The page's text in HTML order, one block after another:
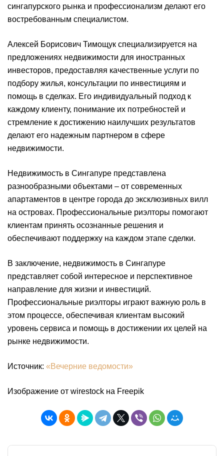
сингапурского рынка и профессионализм делают его
востребованным специалистом.
Алексей Борисович Тимощук специализируется на
предложениях недвижимости для иностранных
инвесторов, предоставляя качественные услуги по
подбору жилья, консультации по инвестициям и
помощь в сделках. Его индивидуальный подход к
каждому клиенту, понимание их потребностей и
стремление к достижению наилучших результатов
делают его надежным партнером в сфере
недвижимости.
Недвижимость в Сингапуре представлена
разнообразными объектами – от современных
апартаментов в центре города до эксклюзивных вилл
на островах. Профессиональные риэлторы помогают
клиентам принять осознанные решения и
обеспечивают поддержку на каждом этапе сделки.
В заключение, недвижимость в Сингапуре
представляет собой интересное и перспективное
направление для жизни и инвестиций.
Профессиональные риэлторы играют важную роль в
этом процессе, обеспечивая клиентам высокий
уровень сервиса и помощь в достижении их целей на
рынке недвижимости.
Источник: «Вечерние ведомости»
Изображение от wirestock на Freepik